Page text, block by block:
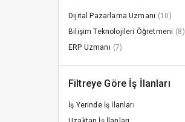
Dijital Pazarlama Uzmanı (10)
Bilişim Teknolojileri Öğretmeni (8)
ERP Uzmanı (7)
Filtreye Göre İş İlanları
İş Yerinde İş İlanları